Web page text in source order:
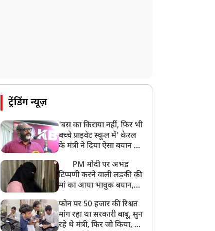
ट्रेंडिंग न्यूज़
'बस का किराया नहीं, फिर भी
बच्चे प्राइवेट स्कूल में' केरल
के मंत्री ने दिया ऐसा बयान की
PM मोदी पर अभद्र
टिप्पणी करने वाली लड़की की
मां का आया भावुक बयान,
बेटी को गोद लें प्रधानमंत्री
फोन पर 50 हजार की रिश्वत
मांग रहा था सरकारी बाबू, सुन
रहे थे मंत्री, फिर जो किया, वो